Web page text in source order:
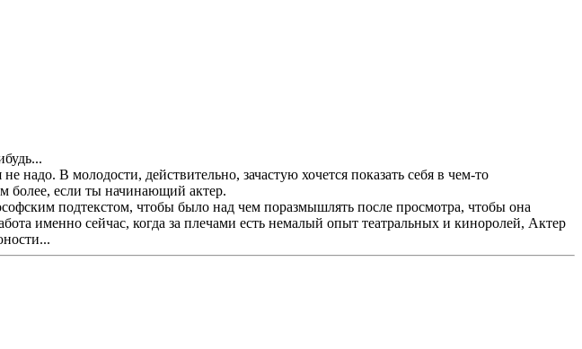
надо. В молодости, действительно, зачастую хочется показать себя в чем-то
более, если ты начинающий актер.
подтекстом, чтобы было над чем поразмышлять после просмотра, чтобы она
именно сейчас, когда за плечами есть немалый опыт театральных и киноролей, Актер